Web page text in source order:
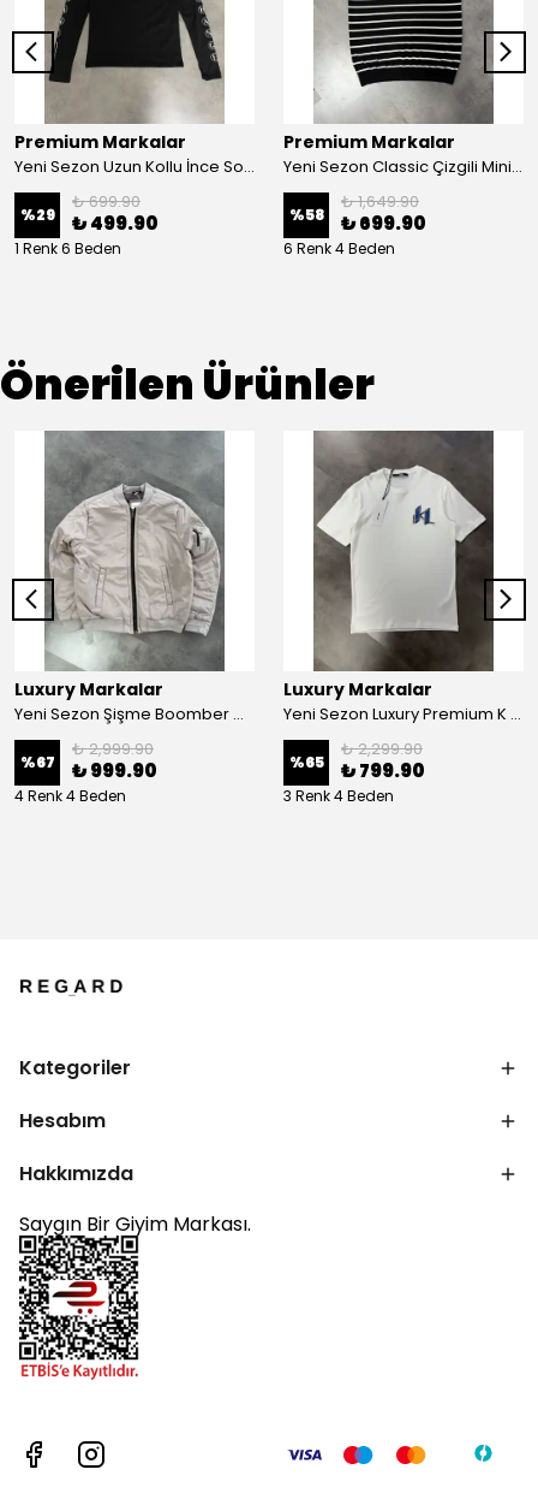
Premium Markalar
Yeni Sezon Uzun Kollu İnce Sound Rhythm Logo T-shirt
%29
₺ 699.90
₺ 499.90
1 Renk 6 Beden
Premium Markalar
Yeni Sezon Classic Çizgili Mini Logo Basic Triko T-shirt
%58
₺ 1,649.90
₺ 699.90
6 Renk 4 Beden
Önerilen Ürünler
Luxury Markalar
Yeni Sezon Şişme Boomber Mont
%67
₺ 2,999.90
₺ 999.90
4 Renk 4 Beden
Luxury Markalar
Yeni Sezon Luxury Premium K T-shirt
%65
₺ 2,299.90
₺ 799.90
3 Renk 4 Beden
Kategoriler
Hesabım
Hakkımızda
Saygın Bir Giyim Markası.